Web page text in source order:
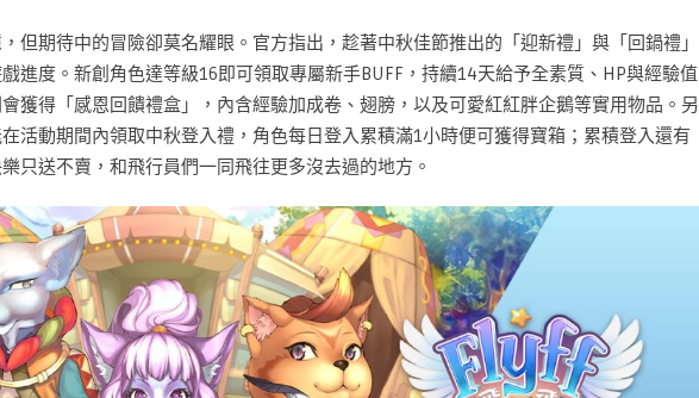
但期待中的冒險卻莫名耀眼。官方指出，趁著中秋佳節推出的「迎新禮」與「回鍋禮」
進度。新創角色達等級16即可領取專屬新手BUFF，持續14天給予全素質、HP與經驗值
獲得「感恩回饋禮盒」，內含經驗加成卷、翅膀，以及可愛紅紅胖企鵝等實用物品。另
活動期間內領取中秋登入禮，角色每日登入累積滿1小時便可獲得寶箱；累積登入還有
只送不賣，和飛行員們一同飛往更多沒去過的地方。